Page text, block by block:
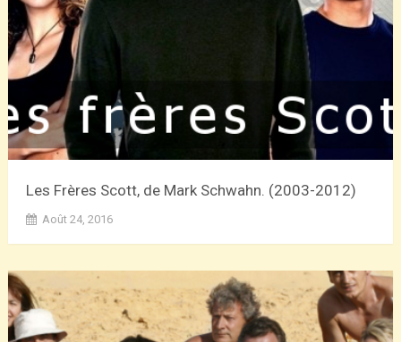
Les Frères Scott, de Mark Schwahn. (2003-2012)
Août 24, 2016